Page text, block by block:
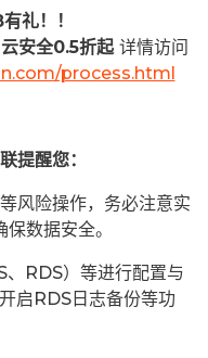
礼！！
安全0.5折起 详情访问
process.html
提醒您：
风险操作，务必注意实
数据安全。
、RDS）等进行配置与
启RDS日志备份等功